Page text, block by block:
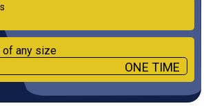
of any size
ONE TIME